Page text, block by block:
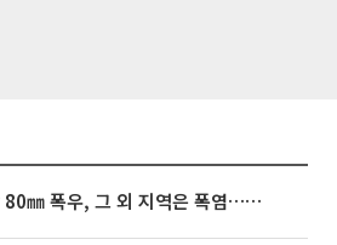
동해안은 시간당 80㎜ 폭우, 그 외 지역은 폭염…‘극과 극 날씨’